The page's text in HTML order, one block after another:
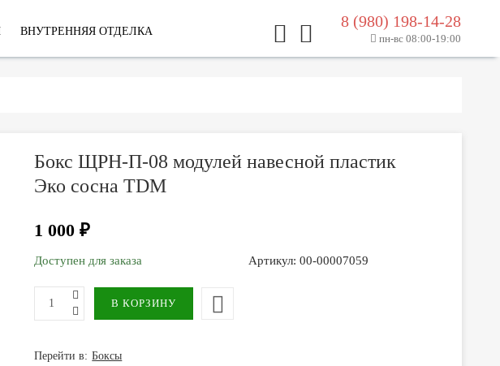
ВНУТРЕННЯЯ ОТДЕЛКА
8 (980) 198-14-28
пн-вс 08:00-19:00
Бокс ЩРН-П-08 модулей навесной пластик
Эко сосна TDM
1 000 ₽
Доступен для заказа Артикул: 00-00007059
Перейти в: Боксы